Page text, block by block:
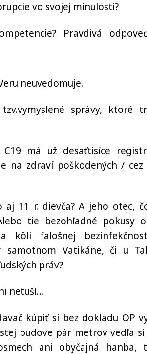
vo svojej minulosti?
Pravdivá
neuvedomuje.
správy, ktoré
má už desaťtisíce
na zdraví poškodených /
aj 11 r. dievča? A jeho otec,
tie bezohľadné pokusy
kôli falošnej
Vatikáne, či u
práv?
netuší…
kúpiť si bez dokladu OP
budove pár metrov vedľa
ani obyčajná hanba,